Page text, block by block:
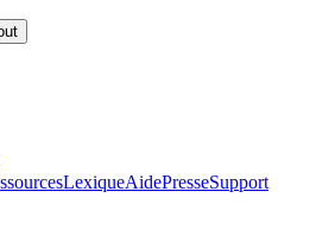
LexiqueAidePresseSupport